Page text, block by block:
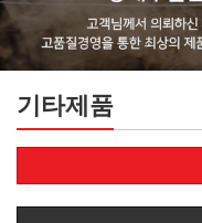
기타제품